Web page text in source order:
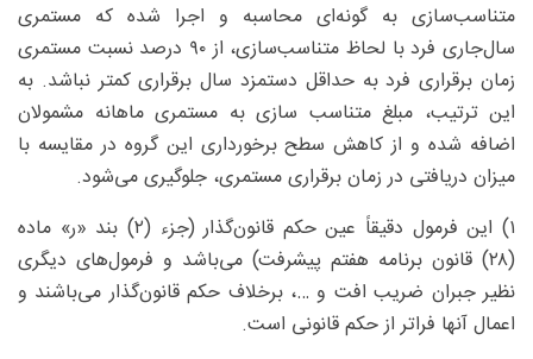
متناسب‌سازی به‌ گونه‌ای محاسبه و اجرا شده که مستمری
سال‌جاری فرد با لحاظ متناسب‌سازی، از ۹۰ درصد نسبت مستمری
زمان برقراری فرد به حداقل دستمزد سال برقراری کمتر نباشد. به
این ترتیب، مبلغ متناسب‌ سازی به مستمری ماهانه مشمولان
اضافه شده و از کاهش سطح برخورداری این گروه در مقایسه با
میزان دریافتی در زمان برقراری مستمری، جلوگیری می‌شود.
۱) این فرمول دقیقاً عین حکم قانون‌گذار (جزء (۲) بند «ر» ماده
(۲۸) قانون برنامه هفتم پیشرفت) می‌باشد و فرمول‌های دیگری
نظیر جبران ضریب افت و …، برخلاف حکم قانون‌گذار می‌‎باشند و
اعمال آنها فراتر از حکم قانونی است.